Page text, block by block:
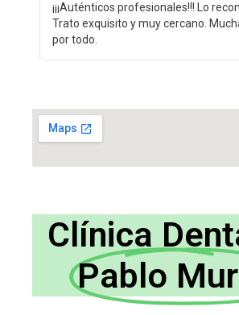
¡¡¡Auténticos profesionales!!! Lo
Trato exquisito y muy cercano.
por todo.
Clínica
Pablo